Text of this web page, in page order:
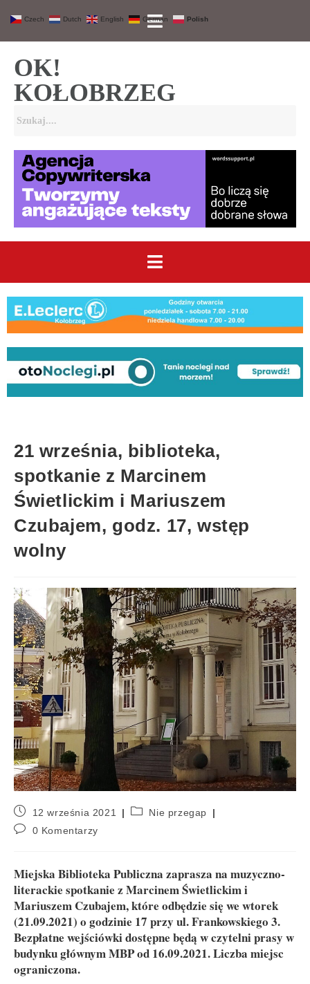
OK!
KOŁOBRZEG
21 września, biblioteka,
spotkanie z Marcinem
Świetlickim i Mariuszem
Czubajem, godz. 17, wstęp
wolny
12 września 2021
Nie przegap
0 Komentarzy
Miejska Biblioteka Publiczna zaprasza na muzyczno-
literackie spotkanie z Marcinem Świetlickim i
Mariuszem Czubajem, które odbędzie się we wtorek
(21.09.2021) o godzinie 17 przy ul. Frankowskiego 3.
Bezpłatne wejściówki dostępne będą w czytelni prasy w
budynku głównym MBP od 16.09.2021. Liczba miejsc
ograniczona.
Czech Dutch English German Polish